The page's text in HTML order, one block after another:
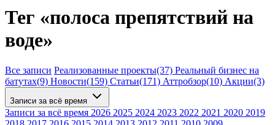
Тег «полоса препятствий на
воде»
Все записи Реализованные проекты(37) Реальный бизнес на
батутах(9) Новости(159) Статьи(171) Аттробзор(10) Акции(3)
Записи за всё время
Записи за всё время 2026 2025 2024 2023 2022 2021 2020 2019